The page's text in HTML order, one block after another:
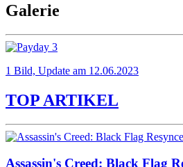
Galerie
1 Bild, Update am 12.06.2023
TOP ARTIKEL
Assassin's Creed: Black Flag